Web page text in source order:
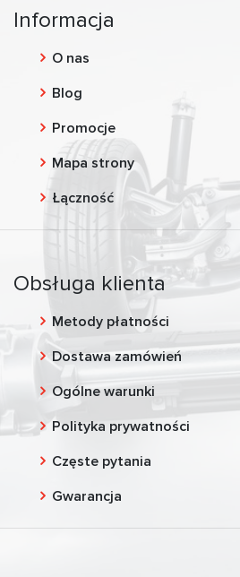
Informacja
O nas
Blog
Promocje
Mapa strony
Łączność
Obsługa klienta
Metody płatności
Dostawa zamówień
Ogólne warunki
Polityka prywatności
Częste pytania
Gwarancja